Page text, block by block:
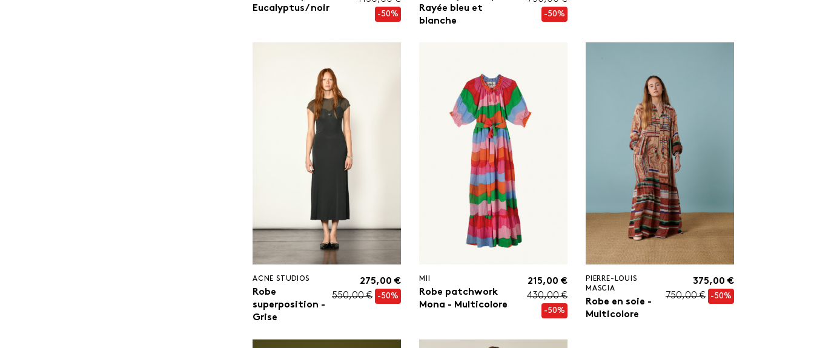
Eucalyptus/ noir
-50%
Rayée bleu et
blanche
-50%
ACNE STUDIOS
Robe
superposition -
Grise
275,00 €
550,00 €
-50%
MII
Robe patchwork
Mona - Multicolore
215,00 €
430,00 €
-50%
PIERRE-LOUIS
MASCIA
Robe en soie -
Multicolore
375,00 €
750,00 €
-50%